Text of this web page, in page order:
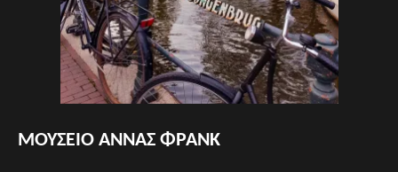
ΜΟΥΣΕΙΟ ΑΝΝΑΣ ΦΡΑΝΚ